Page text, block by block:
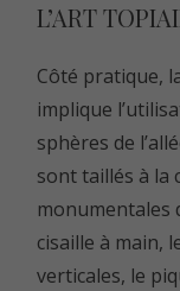
L’ART
Côté pratique,
implique
sphères de
sont taillés à la
monumentales
cisaille à main,
verticales, le